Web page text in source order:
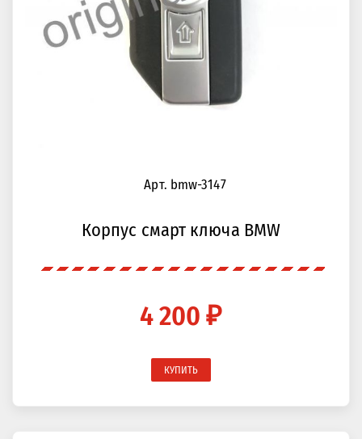
Арт. bmw-3147
Корпус смарт ключа BMW
4 200 ₽
КУПИТЬ